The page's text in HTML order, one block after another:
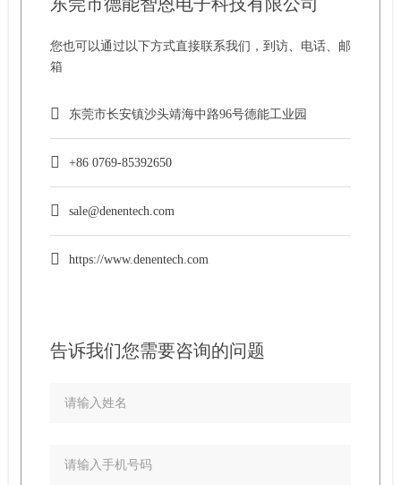
告诉我们您需要咨询的问题
您也可以通过以下方式直接联系我们，到访、电话、邮
箱
东莞市长安镇沙头靖海中路96号德能工业园
+86 0769-85392650
sale@denentech.com
https://www.denentech.com